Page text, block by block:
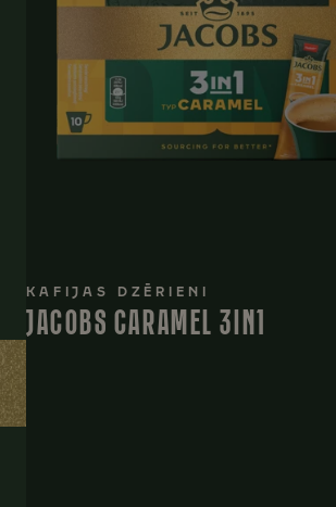
KAFIJAS DZĒRIENI
JACOBS CARAMEL 3IN1